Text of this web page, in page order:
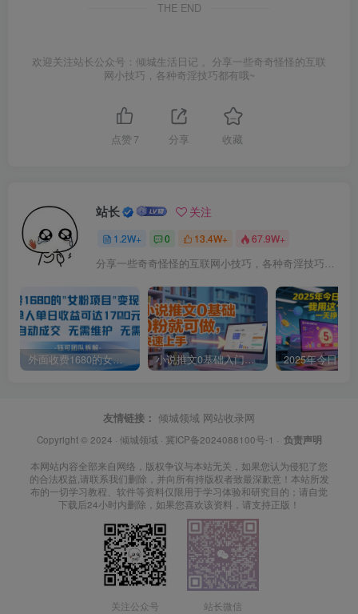
THE END
欢迎关注站长公众号：倾城生活日记 。分享一些奇奇怪怪的互联
网小技巧，各种奇淫技巧都有哦~
点赞 7 分享 收藏
站长 关注
1.2W+ 0 13.4W+ 67.9W+
分享一些奇奇怪怪的互联网小技巧，各种奇淫技巧都在本站。
外面收费1680的女粉项目变现，单人单日收益可达1.7k，全自动成交无需维护 小说推文0基础入门教程，0粉就可做，快速上手
友情链接： 倾城领域 网站收录网
Copyright © 2024 · 倾城领域· 冀ICP备2024088100号-1 · 负责声明
本网站内容全部来自网络，版权争议与本站无关，如果您认为侵犯了您
的合法权益,请联系我们删除，并向所有持版权者致最深歉意！本站所发
布的一切学习教程、软件等资料仅限用于学习体验和研究目的；请自觉
下载后24小时内删除，如果您喜欢该资料，请支持正版！
关注公众号 站长微信